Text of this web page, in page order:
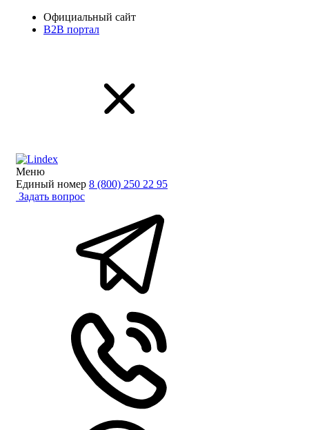
Официальный сайт
B2B портал
Меню
Единый номер 8 (800) 250 22 95
Задать вопрос